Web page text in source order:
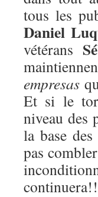
tous les
Daniel
vétérans
empresas
Et si le
niveau des
la base
pas
continuera!!